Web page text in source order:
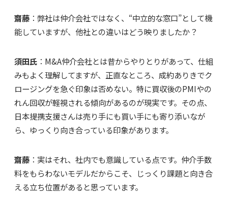
齋藤 ：弊社は仲介会社ではなく、“中立的な窓口”として機
能していますが、他社との違いはどう映りましたか？
須田氏 ：M&A仲介会社とは昔からやりとりがあって、仕組
みもよく理解してますが、正直なところ、成約ありきでク
ロージングを急ぐ印象は否めない。特に買収後のPMIやの
れん回収が軽視される傾向があるのが現実です。その点、
日本提携支援さんは売り手にも買い手にも寄り添いなが
ら、ゆっくり向き合っている印象があります。
齋藤 ：実はそれ、社内でも意識している点です。仲介手数
料をもらわないモデルだからこそ、じっくり課題と向き合
える立ち位置があると思っています。